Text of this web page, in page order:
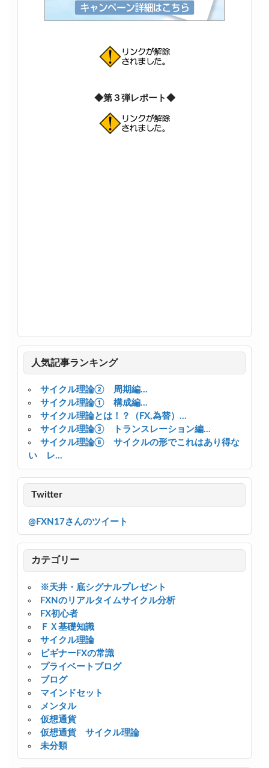
◆第３弾レポート◆
人気記事ランキング
サイクル理論② 周期編...
サイクル理論① 構成編...
サイクル理論とは！？（FX,為替）...
サイクル理論③ トランスレーション編...
サイクル理論⑧ サイクルの形でこれはあり得な
い レ...
Twitter
@FXN17さんのツイート
カテゴリー
※天井・底シグナルプレゼント
FXNのリアルタイムサイクル分析
FX初心者
ＦＸ基礎知識
サイクル理論
ビギナーFXの常識
プライベートブログ
ブログ
マインドセット
メンタル
仮想通貨
仮想通貨 サイクル理論
未分類